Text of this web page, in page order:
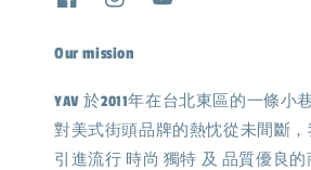
Our mission
YAV 於2011年在台北東區的一條小
對美式街頭品牌的熱忱從未間斷
引進流行 時尚 獨特 及 品質優良的